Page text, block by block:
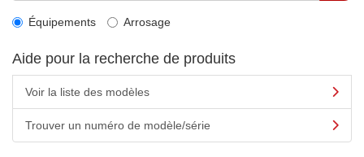
Équipements Arrosage
Aide pour la recherche de produits
Voir la liste des modèles
Trouver un numéro de modèle/série